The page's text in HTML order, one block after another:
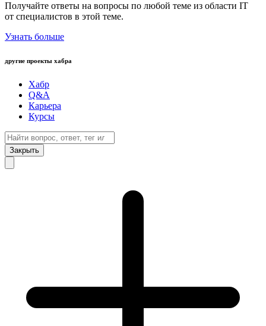
Получайте ответы на вопросы по любой теме из области IT
от специалистов в этой теме.
Узнать больше
другие проекты хабра
Хабр
Q&A
Карьера
Курсы
Закрыть